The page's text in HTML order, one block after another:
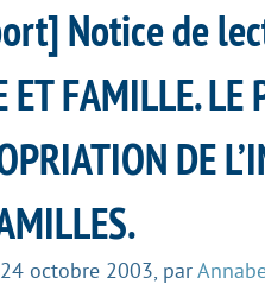
Notice de
ET FAMILLE. LE
DE
octobre 2003 par